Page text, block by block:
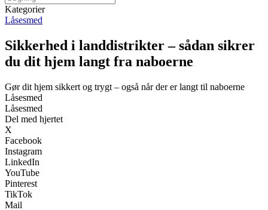
Kategorier
Låsesmed
Sikkerhed i landdistrikter – sådan sikrer
du dit hjem langt fra naboerne
Gør dit hjem sikkert og trygt – også når der er langt til naboerne
Låsesmed
Låsesmed
Del med hjertet
X
Facebook
Instagram
LinkedIn
YouTube
Pinterest
TikTok
Mail